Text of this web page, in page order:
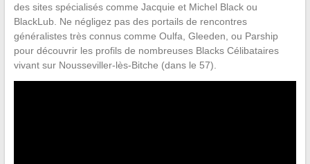
des sites spécialisés comme Jacquie et Michel Black ou
BlackLub. Ne négligez pas des portails de rencontres
généralistes très connus comme Oulfa, Gleeden, ou Parship
pour découvrir les profils de nombreuses Blacks Célibataires
vivant sur Nousseviller-lès-Bitche (dans le 57).